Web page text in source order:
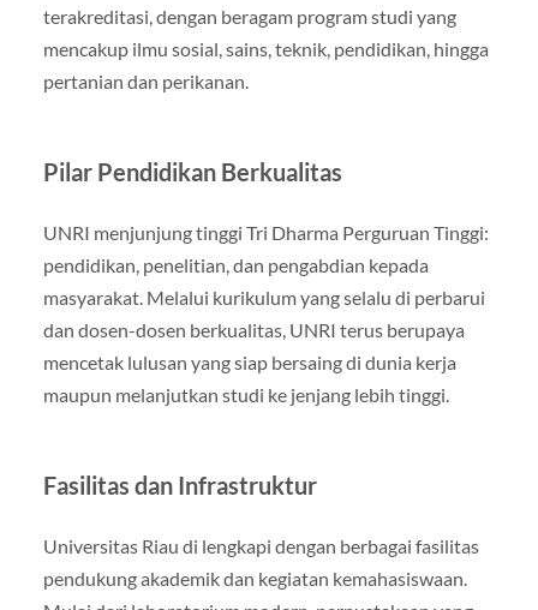
terakreditasi, dengan beragam program studi yang
mencakup ilmu sosial, sains, teknik, pendidikan, hingga
pertanian dan perikanan.
Pilar Pendidikan Berkualitas
UNRI menjunjung tinggi Tri Dharma Perguruan Tinggi:
pendidikan, penelitian, dan pengabdian kepada
masyarakat. Melalui kurikulum yang selalu di perbarui
dan dosen-dosen berkualitas, UNRI terus berupaya
mencetak lulusan yang siap bersaing di dunia kerja
maupun melanjutkan studi ke jenjang lebih tinggi.
Fasilitas dan Infrastruktur
Universitas Riau di lengkapi dengan berbagai fasilitas
pendukung akademik dan kegiatan kemahasiswaan.